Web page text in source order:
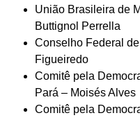
União Brasileira de
Buttignol Perrella
Conselho Federal
Figueiredo
Comitê pela
Pará – Moisés Alves
Comitê pela